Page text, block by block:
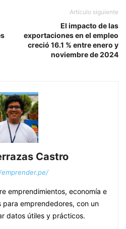
Artículo siguiente
El impacto de las
exportaciones en el empleo
creció 16.1 % entre enero y
noviembre de 2024
Castro
emprendimientos, economía e
para emprendedores, con un
datos útiles y prácticos.